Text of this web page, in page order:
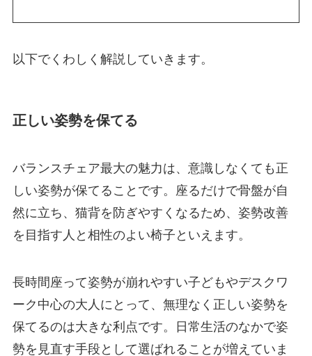
以下でくわしく解説していきます。
正しい姿勢を保てる
バランスチェア最大の魅力は、意識しなくても正
しい姿勢が保てることです。座るだけで骨盤が自
然に立ち、猫背を防ぎやすくなるため、姿勢改善
を目指す人と相性のよい椅子といえます。
長時間座って姿勢が崩れやすい子どもやデスクワ
ーク中心の大人にとって、無理なく正しい姿勢を
保てるのは大きな利点です。日常生活のなかで姿
勢を見直す手段として選ばれることが増えていま